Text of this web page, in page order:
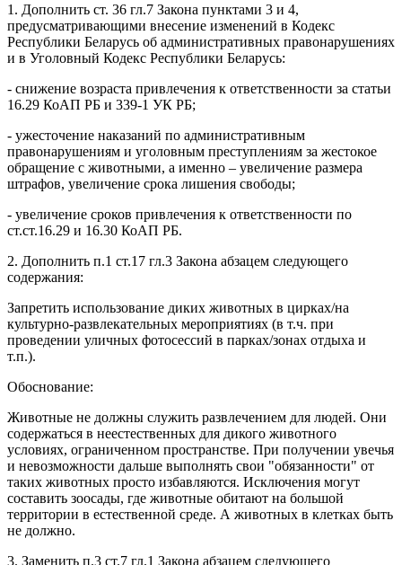
1. Дополнить ст. 36 гл.7 Закона пунктами 3 и 4,
предусматривающими внесение изменений в Кодекс
Республики Беларусь об административных правонарушениях
и в Уголовный Кодекс Республики Беларусь:
- снижение возраста привлечения к ответственности за статьи
16.29 КоАП РБ и 339-1 УК РБ;
- ужесточение наказаний по административным
правонарушениям и уголовным преступлениям за жестокое
обращение с животными, а именно – увеличение размера
штрафов, увеличение срока лишения свободы;
- увеличение сроков привлечения к ответственности по
ст.ст.16.29 и 16.30 КоАП РБ.
2. Дополнить п.1 ст.17 гл.3 Закона абзацем следующего
содержания:
Запретить использование диких животных в цирках/на
культурно-развлекательных мероприятиях (в т.ч. при
проведении уличных фотосессий в парках/зонах отдыха и
т.п.).
Обоснование:
Животные не должны служить развлечением для людей. Они
содержаться в неестественных для дикого животного
условиях, ограниченном пространстве. При получении увечья
и невозможности дальше выполнять свои "обязанности" от
таких животных просто избавляются. Исключения могут
составить зоосады, где животные обитают на большой
территории в естественной среде. А животных в клетках быть
не должно.
3. Заменить п.3 ст.7 гл.1 Закона абзацем следующего